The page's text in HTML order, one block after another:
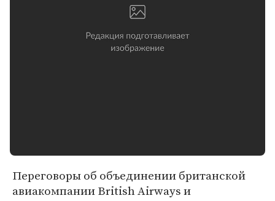
Переговоры об объединении британской
авиакомпании British Airways и